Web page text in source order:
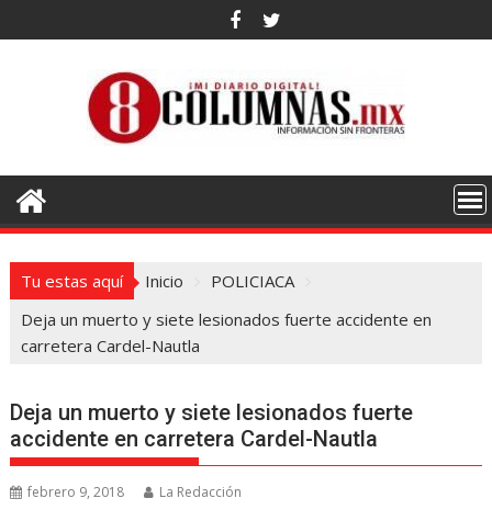
al
Tu estas aquí Inicio
POLICIACA
Deja un muerto y siete lesionados fuerte accidente en
carretera Cardel-Nautla
Deja un muerto y siete lesionados fuerte
accidente en carretera Cardel-Nautla
febrero 9, 2018 La Redacción